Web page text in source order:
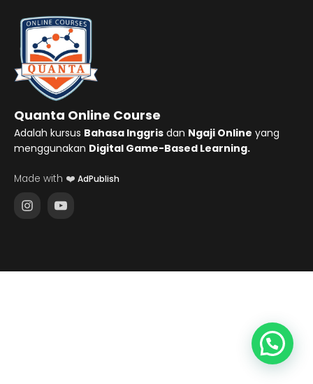
Quanta Online Course
Adalah kursus Bahasa Inggris dan Ngaji Online yang
menggunakan Digital Game-Based Learning.
Made with ❤️ AdPublish